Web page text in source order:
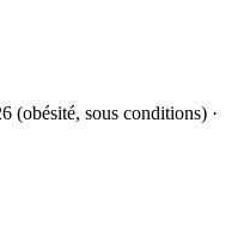
(obésité, sous conditions) ·